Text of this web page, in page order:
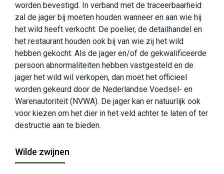
worden bevestigd. In verband met de traceerbaarheid
zal de jager bij moeten houden wanneer en aan wie hij
het wild heeft verkocht. De poelier, de detailhandel en
het restaurant houden ook bij van wie zij het wild
hebben gekocht. Als de jager en/of de gekwalificeerde
persoon abnormaliteiten hebben vastgesteld en de
jager het wild wil verkopen, dan moet het officieel
worden gekeurd door de Nederlandse Voedsel- en
Warenautoriteit (NVWA). De jager kan er natuurlijk ook
voor kiezen om het dier in het veld achter te laten of ter
destructie aan te bieden.
Wilde zwijnen